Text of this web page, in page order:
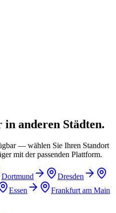
anderen Städten.
— wählen Sie Ihren Standort
mit der passenden Plattform.
Dortmund
Dresden
Essen Frankfurt am Main